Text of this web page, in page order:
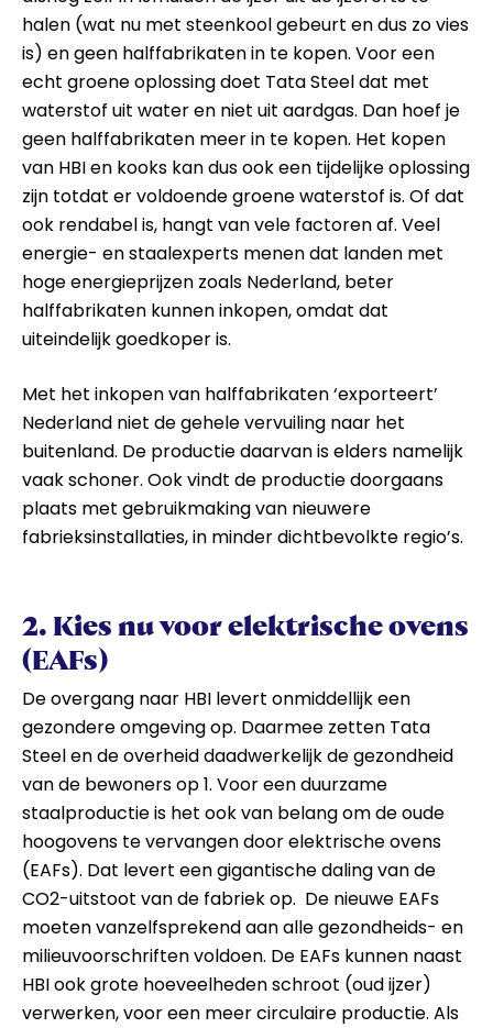
halen (wat nu met steenkool gebeurt en dus zo vies
is) en geen halffabrikaten in te kopen. Voor een
echt groene oplossing doet Tata Steel dat met
waterstof uit water en niet uit aardgas. Dan hoef je
geen halffabrikaten meer in te kopen. Het kopen
van HBI en kooks kan dus ook een tijdelijke oplossing
zijn totdat er voldoende groene waterstof is. Of dat
ook rendabel is, hangt van vele factoren af. Veel
energie- en staalexperts menen dat landen met
hoge energieprijzen zoals Nederland, beter
halffabrikaten kunnen inkopen, omdat dat
uiteindelijk goedkoper is.
Met het inkopen van halffabrikaten ‘exporteert’
Nederland niet de gehele vervuiling naar het
buitenland. De productie daarvan is elders namelijk
vaak schoner. Ook vindt de productie doorgaans
plaats met gebruikmaking van nieuwere
fabrieksinstallaties, in minder dichtbevolkte regio’s.
2. Kies nu voor elektrische ovens
(EAFs)
De overgang naar HBI levert onmiddellijk een
gezondere omgeving op. Daarmee zetten Tata
Steel en de overheid daadwerkelijk de gezondheid
van de bewoners op 1. Voor een duurzame
staalproductie is het ook van belang om de oude
hoogovens te vervangen door elektrische ovens
(EAFs). Dat levert een gigantische daling van de
CO2-uitstoot van de fabriek op. De nieuwe EAFs
moeten vanzelfsprekend aan alle gezondheids- en
milieuvoorschriften voldoen. De EAFs kunnen naast
HBI ook grote hoeveelheden schroot (oud ijzer)
verwerken, voor een meer circulaire productie. Als